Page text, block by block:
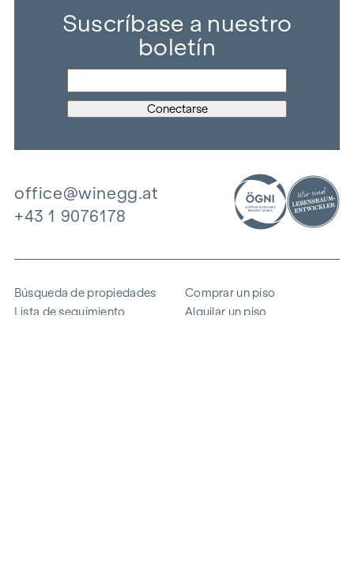
Suscríbase a nuestro
boletín
office@winegg.at
+43 1 9076178
Búsqueda de propiedades
Lista de seguimiento
Comprar un piso
Alquilar un piso